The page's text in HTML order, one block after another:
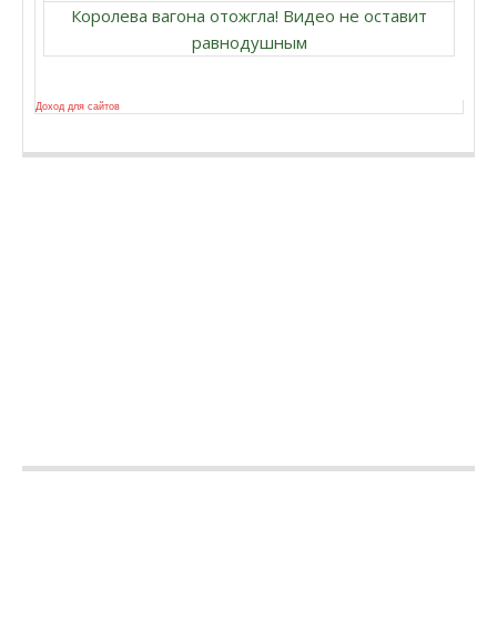
Королева вагона отожгла! Видео не оставит
равнодушным
Доход для сайтов